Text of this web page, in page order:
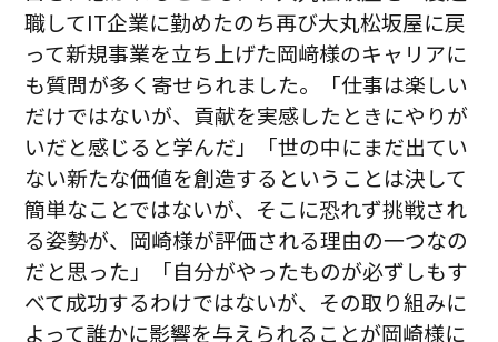
職してIT企業に勤めたのち再び大丸松坂屋に戻
って新規事業を立ち上げた岡﨑様のキャリアに
も質問が多く寄せられました。「仕事は楽しい
だけではないが、貢献を実感したときにやりが
いだと感じると学んだ」「世の中にまだ出てい
ない新たな価値を創造するということは決して
簡単なことではないが、そこに恐れず挑戦され
る姿勢が、岡崎様が評価される理由の一つなの
だと思った」「自分がやったものが必ずしもす
べて成功するわけではないが、その取り組みに
よって誰かに影響を与えられることが岡崎様に